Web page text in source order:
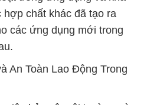
chất khác đã tạo ra
các ứng dụng mới trong
An Toàn Lao Động Trong